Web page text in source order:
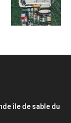
île de sable du